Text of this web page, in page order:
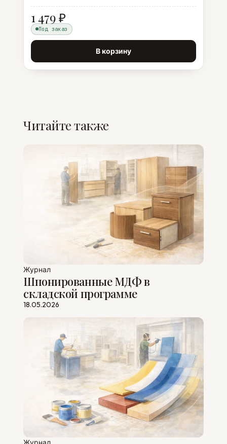
1 479 ₽
Под заказ
В корзину
Читайте также
Журнал
Шпонированные МДФ в
складской программе
18.05.2026